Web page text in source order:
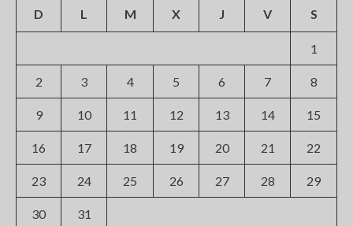
D L M X J V S
1
2 3 4 5 6 7 8
9 10 11 12 13 14 15
16 17 18 19 20 21 22
23 24 25 26 27 28 29
30 31